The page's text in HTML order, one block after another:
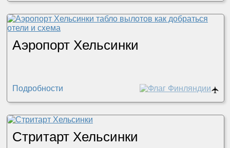
Аэропорт Хельсинки
Подробности 🛧
Стритарт Хельсинки